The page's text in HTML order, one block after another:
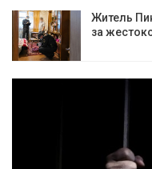
Житель
за